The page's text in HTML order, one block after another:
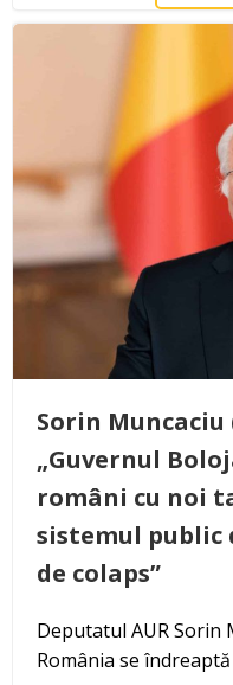
Sorin Muncaciu
„Guvernul
români cu noi
sistemul public
de colaps”
Deputatul AUR Sorin
România se